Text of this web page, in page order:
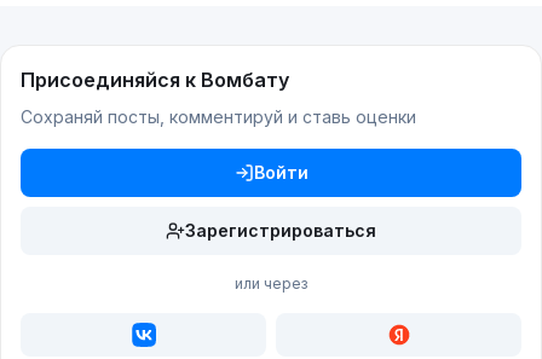
Присоединяйся к Вомбату
Сохраняй посты, комментируй и ставь оценки
Войти
Зарегистрироваться
или через